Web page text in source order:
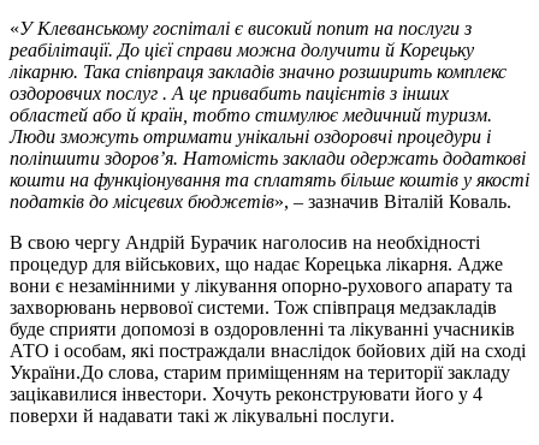
«У Клеванському госпіталі є високий попит на послуги з
реабілітації. До цієї справи можна долучити й Корецьку
лікарню. Така співпраця закладів значно розширить комплекс
оздоровчих послуг . А це привабить пацієнтів з інших
областей або й країн, тобто стимулює медичний туризм.
Люди зможуть отримати унікальні оздоровчі процедури і
поліпшити здоров’я. Натомість заклади одержать додаткові
кошти на функціонування та сплатять більше коштів у якості
податків до місцевих бюджетів», – зазначив Віталій Коваль.
В свою чергу Андрій Бурачик наголосив на необхідності
процедур для військових, що надає Корецька лікарня. Адже
вони є незамінними у лікування опорно-рухового апарату та
захворювань нервової системи. Тож співпраця медзакладів
буде сприяти допомозі в оздоровленні та лікуванні учасників
АТО і особам, які постраждали внаслідок бойових дій на сході
України.До слова, старим приміщенням на території закладу
зацікавилися інвестори. Хочуть реконструювати його у 4
поверхи й надавати такі ж лікувальні послуги.